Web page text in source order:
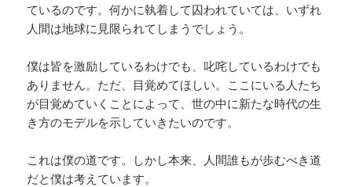
ているのです。何かに執着して囚われていては、いずれ
人間は地球に見限られてしまうでしょう。
僕は皆を激励しているわけでも、叱咤しているわけでも
ありません。ただ、目覚めてほしい。ここにいる人たち
が目覚めていくことによって、世の中に新たな時代の生
き方のモデルを示していきたいのです。
これは僕の道です。しかし本来、人間誰もが歩むべき道
だと僕は考えています。